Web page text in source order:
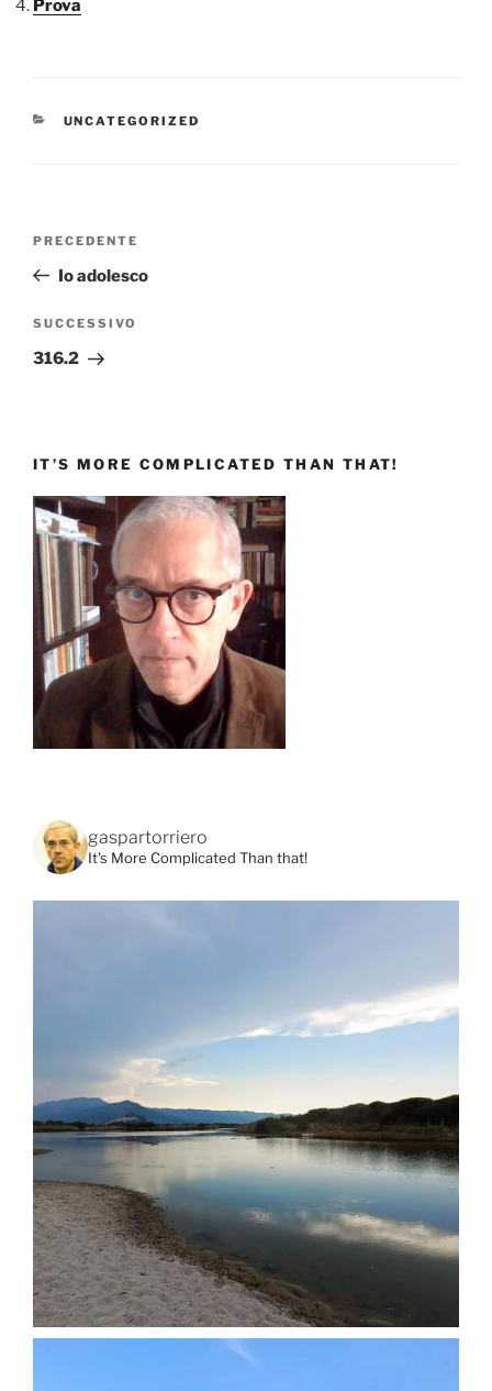
Prova
CATEGORIE
UNCATEGORIZED
Articolo
precedente:
PRECEDENTE
Io adolesco
Articolo
successivo
SUCCESSIVO
316.2
IT’S MORE COMPLICATED THAN THAT!
gaspartorriero
It's More Complicated Than that!